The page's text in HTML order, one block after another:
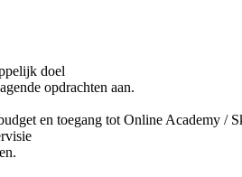
doel
opdrachten aan.
en toegang tot Online Academy /